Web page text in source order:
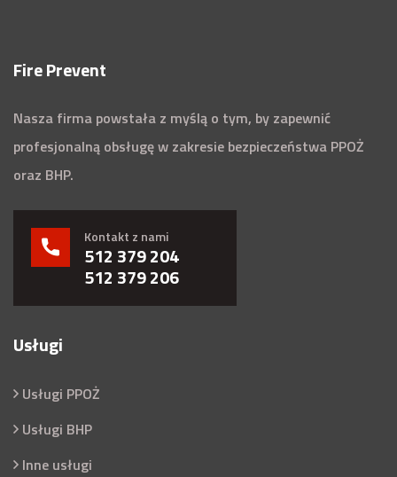
Fire Prevent
Nasza firma powstała z myślą o tym, by zapewnić
profesjonalną obsługę w zakresie bezpieczeństwa PPOŻ
oraz BHP.
Kontakt z nami
512 379 204
512 379 206
Usługi
Usługi PPOŻ
Usługi BHP
Inne usługi